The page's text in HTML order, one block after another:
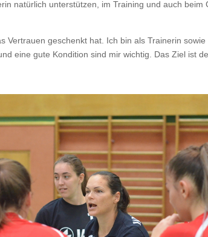
natürlich unterstützen, im Training und auch
Vertrauen geschenkt hat. Ich bin als Trainerin
eine gute Kondition sind mir wichtig. Das Ziel ist